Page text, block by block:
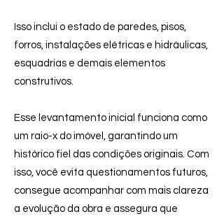
Isso inclui o estado de paredes, pisos,
forros, instalações elétricas e hidráulicas,
esquadrias e demais elementos
construtivos.
Esse levantamento inicial funciona como
um raio-x do imóvel, garantindo um
histórico fiel das condições originais. Com
isso, você evita questionamentos futuros,
consegue acompanhar com mais clareza
a evolução da obra e assegura que